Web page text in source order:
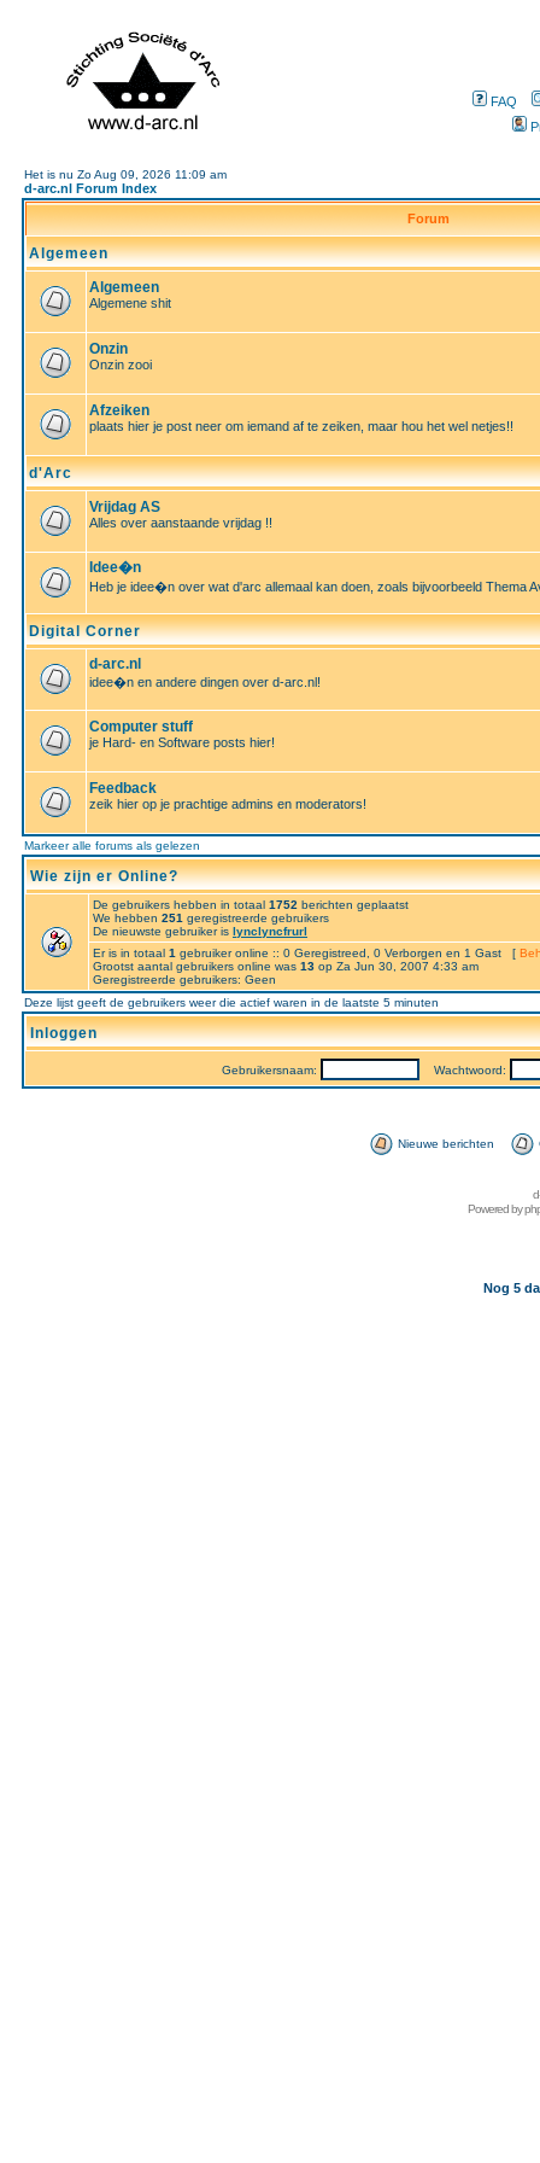
FAQ
Het is nu Zo Aug 09, 2026 11:09 am
d-arc.nl Forum Index
Forum
Algemeen
Algemeen
Algemene shit
Onzin
Onzin zooi
Afzeiken
plaats hier je post neer om iemand af te zeiken, maar hou het wel netjes!!
d'Arc
Vrijdag AS
Alles over aanstaande vrijdag !!
Idee�n
Heb je idee�n over wat d'arc allemaal kan doen, zoals bijvoorbeeld Thema
Digital Corner
d-arc.nl
idee�n en andere dingen over d-arc.nl!
Computer stuff
je Hard- en Software posts hier!
Feedback
zeik hier op je prachtige admins en moderators!
Markeer alle forums als gelezen
Wie zijn er Online?
De gebruikers hebben in totaal 1752 berichten geplaatst
We hebben 251 geregistreerde gebruikers
De nieuwste gebruiker is lynclyncfrurl
Er is in totaal 1 gebruiker online :: 0 Geregistreed, 0 Verborgen en 1 Gast [
Grootst aantal gebruikers online was 13 op Za Jun 30, 2007 4:33 am
Geregistreerde gebruikers: Geen
Deze lijst geeft de gebruikers weer die actief waren in de laatste 5 minuten
Inloggen
Gebruikersnaam: Wachtwoord:
Nieuwe berichten
Powered by
Nog 5